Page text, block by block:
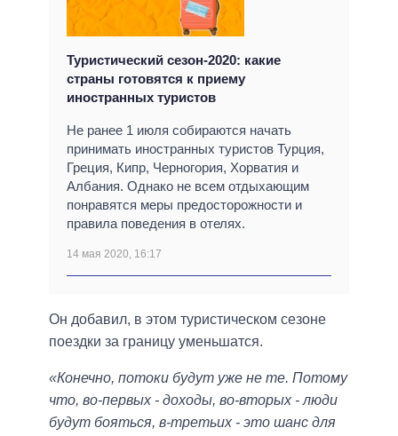
Туристический сезон-2020: какие
страны готовятся к приему
иностранных туристов
Не ранее 1 июля собираются начать
принимать иностранных туристов Турция,
Греция, Кипр, Черногория, Хорватия и
Албания. Однако не всем отдыхающим
понравятся меры предосторожности и
правила поведения в отелях.
14 мая 2020, 16:17
Он добавил, в этом туристическом сезоне
поездки за границу уменьшатся.
«Конечно, потоки будут уже не те. Потому
что, во-первых - доходы, во-вторых - люди
будут бояться, в-третьих - это шанс для